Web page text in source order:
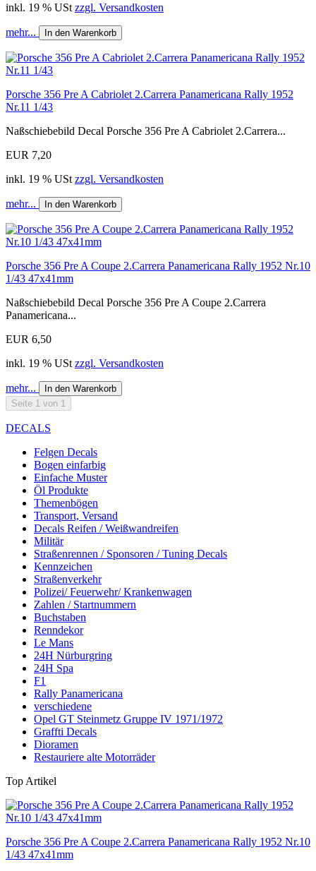
inkl. 19 % USt zzgl. Versandkosten
mehr... In den Warenkorb
Porsche 356 Pre A Cabriolet 2.Carrera Panamericana Rally 1952
Nr.11 1/43
Naßschiebebild Decal Porsche 356 Pre A Cabriolet 2.Carrera...
EUR 7,20
inkl. 19 % USt zzgl. Versandkosten
mehr... In den Warenkorb
Porsche 356 Pre A Coupe 2.Carrera Panamericana Rally 1952 Nr.10
1/43 47x41mm
Naßschiebebild Decal Porsche 356 Pre A Coupe 2.Carrera
Panamericana...
EUR 6,50
inkl. 19 % USt zzgl. Versandkosten
mehr...
In den Warenkorb
Seite 1 von 1
DECALS
Felgen Decals
Bogen einfarbig
Einfache Muster
Öl Produkte
Themenbögen
Transport, Versand
Decals Reifen / Weißwandreifen
Militär
Straßenrennen / Sponsoren / Tuning Decals
Kennzeichen
Straßenverkehr
Polizei/ Feuerwehr/ Krankenwagen
Zahlen / Startnummern
Buchstaben
Renndekor
Le Mans
24H Nürburgring
24H Spa
F1
Rally Panamericana
verschiedene
Opel GT Steinmetz Gruppe IV 1971/1972
Graffti Decals
Dioramen
Restauriere alte Motorräder
Top Artikel
Porsche 356 Pre A Coupe 2.Carrera Panamericana Rally 1952 Nr.10
1/43 47x41mm